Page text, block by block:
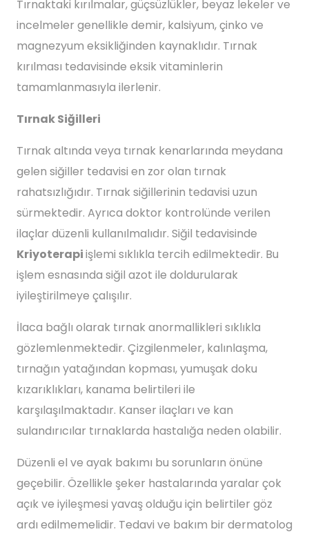
Tırnaktaki kırılmalar, güçsüzlükler, beyaz lekeler ve
incelmeler genellikle demir, kalsiyum, çinko ve
magnezyum eksikliğinden kaynaklıdır. Tırnak
kırılması tedavisinde eksik vitaminlerin
tamamlanmasıyla ilerlenir.
Tırnak Siğilleri
Tırnak altında veya tırnak kenarlarında meydana
gelen siğiller tedavisi en zor olan tırnak
rahatsızlığıdır. Tırnak siğillerinin tedavisi uzun
sürmektedir. Ayrıca doktor kontrolünde verilen
ilaçlar düzenli kullanılmalıdır. Siğil tedavisinde
Kriyoterapiişlemi sıklıkla tercih edilmektedir. Bu
işlem esnasında siğil azot ile doldurularak
iyileştirilmeye çalışılır.
İlaca bağlı olarak tırnak anormallikleri sıklıkla
gözlemlenmektedir. Çizgilenmeler, kalınlaşma,
tırnağın yatağından kopması, yumuşak doku
kızarıklıkları, kanama belirtileri ile
karşılaşılmaktadır. Kanser ilaçları ve kan
sulandırıcılar tırnaklarda hastalığa neden olabilir.
Düzenli el ve ayak bakımı bu sorunların önüne
geçebilir. Özellikle şeker hastalarında yaralar çok
açık ve iyileşmesi yavaş olduğu için belirtiler göz
ardı edilmemelidir. Tedavi ve bakım bir dermatolog